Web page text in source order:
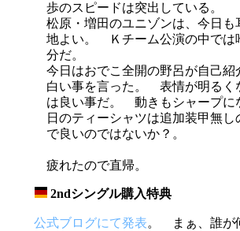
歩のスピードは突出している。
松原・増田のユニゾンは、今日も
地よい。 Ｋチーム公演の中では
分だ。
今日はおでこ全開の野呂が自己紹
白い事を言った。 表情が明るく
は良い事だ。 動きもシャープ
日のティーシャツは追加装甲無
で良いのではないか？。
疲れたので直帰。
2ndシングル購入特典
公式ブログにて発表。 まぁ、誰が